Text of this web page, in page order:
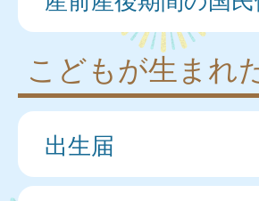
こどもが生まれ
出生届